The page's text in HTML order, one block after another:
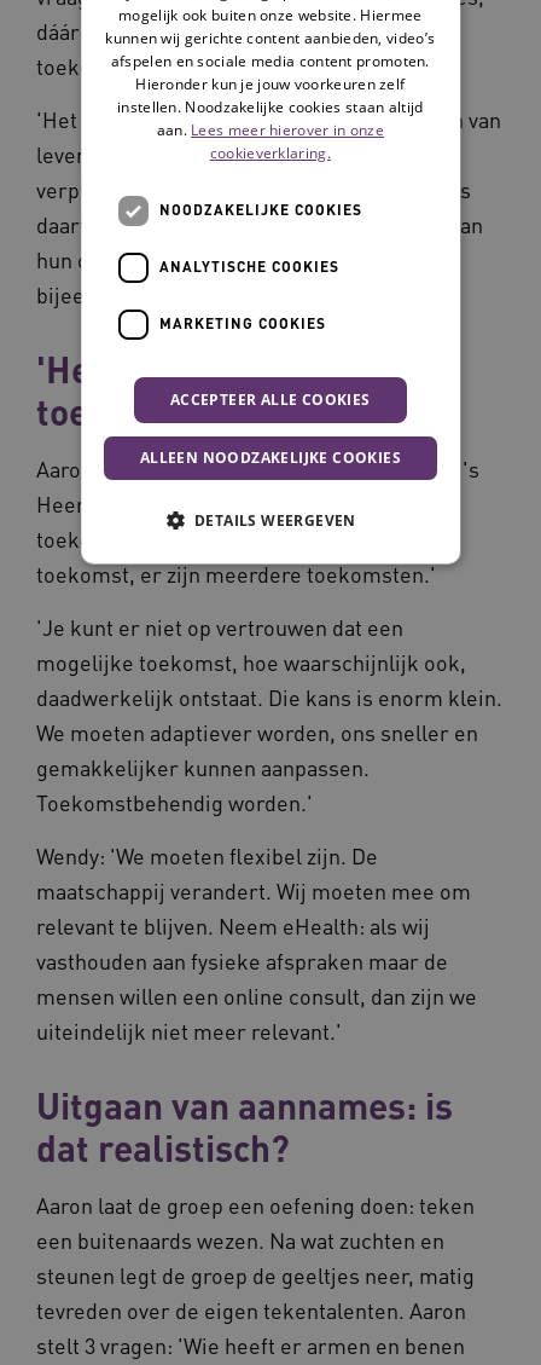
dáár gaat het om vandaag. Wat is
toekomstbestendig?'
'Het kan van alles betekenen: van concepten van
leven ontwikkelen, tot je
verpleegoproepsysteem vernieuwen en alles
daartussen.' Over het toekomstbewustzijn van
hun organisatie zijn de deelnemers aan de
bijeenkomst positiever.
'Het gaat om
toekomstbehendigheid'
Aaron De Kievid is innovator en designer bij 's
Heeren Loo. 'De vraag is of je wel
toekomstbestendig kúnt zijn. Er is niet 1
toekomst, er zijn meerdere toekomsten.'
'Je kunt er niet op vertrouwen dat een
mogelijke toekomst, hoe waarschijnlijk ook,
daadwerkelijk ontstaat. Die kans is enorm klein.
We moeten adaptiever worden, ons sneller en
gemakkelijker kunnen aanpassen.
Toekomstbehendig worden.'
Wendy: 'We moeten flexibel zijn. De
maatschappij verandert. Wij moeten mee om
relevant te blijven. Neem eHealth: als wij
vasthouden aan fysieke afspraken maar de
mensen willen een online consult, dan zijn we
uiteindelijk niet meer relevant.'
Uitgaan van aannames: is
dat realistisch?
Aaron laat de groep een oefening doen: teken
een buitenaards wezen. Na wat zuchten en
steunen legt de groep de geeltjes neer, matig
tevreden over de eigen tekentalenten. Aaron
stelt 3 vragen: 'Wie heeft er armen en benen
mogelijk ook buiten onze website. Hiermee
kunnen wij gerichte content aanbieden, video’s
afspelen en sociale media content promoten.
Hieronder kun je jouw voorkeuren zelf
instellen. Noodzakelijke cookies staan altijd
aan. Lees meer hierover in onze
cookieverklaring.
NOODZAKELIJKE COOKIES
ANALYTISCHE COOKIES
MARKETING COOKIES
ACCEPTEER ALLE COOKIES
ALLEEN NOODZAKELIJKE COOKIES
DETAILS WEERGEVEN
Deze functionele en technische cookies zorgen
ervoor dat de website werkt. Deze cookies
worden altijd geplaatst en maken geen inbreuk
op uw privacy.
Naam
__Secure-ROLLOUT_TOKEN
__Secure-YNID .youtube.com
.vimeo.com
VISITOR_PRIVACY_METADATA
YouTube
.youtube.com
Google Privacy Policy